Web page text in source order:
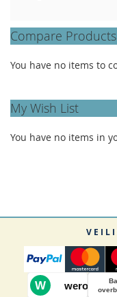
Compare Products
You have no items to
My Wish List
You have no items in
W wero